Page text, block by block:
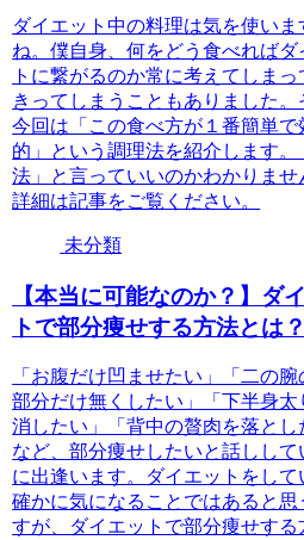
ダイエット中の料理は気を使いま
ね。僕自身、何をどう食べればダ
トに繋がるのか常に考えてしまっ
きってしまうこともありました。
今回は「この食べ方が１番簡単で
的」という調理法を紹介します。
法」と言っていいのかわかりませ
詳細は記事をご覧ください。
未分類
【本当に可能なのか？】ダ
トで部分痩せする方法とは？
「お腹だけ凹ませたい」「二の
部分だけ無くしたい」「下半身太
消したい」「背中の贅肉を落とし
など、部分痩せしたいと話しして
に出逢います。ダイエットをして
確かに気になることではあると思
すが、ダイエットで部分痩せする